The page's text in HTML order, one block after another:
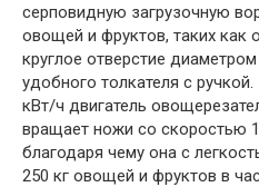
серповидную загрузочную
овощей и фруктов, таких как
круглое отверстие
удобного толкателя с
кВт/ч двигатель
вращает ножи со скоростью
благодаря чему она с
250 кг овощей и фруктов в